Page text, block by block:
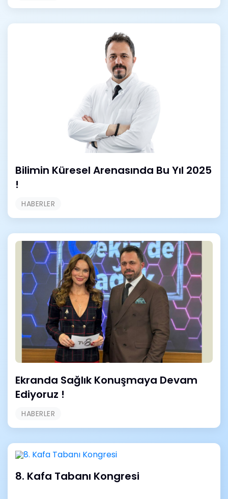
Bilimin Küresel Arenasında Bu Yıl 2025
!
HABERLER
Ekranda Sağlık Konuşmaya Devam
Ediyoruz !
HABERLER
8. Kafa Tabanı Kongresi